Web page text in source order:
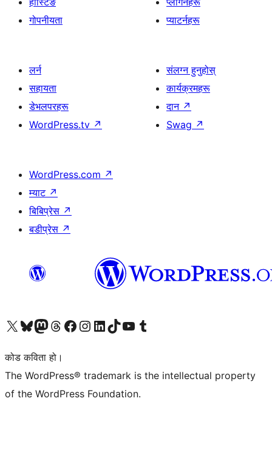
गोपनीयता
प्याटर्नहरू
लर्न
सहायता
डेभलपरहरू
WordPress.tv ↗
संलग्न हुनुहोस्
कार्यक्रमहरू
दान ↗
Swag ↗
WordPress.com ↗
म्याट ↗
बिबिप्रेस ↗
बडीप्रेस ↗
हाम्रो X (पहिले ट्विटर) खातामा जानुहोस्
हाम्रो Bluesky खाता भ्रमण गर्नुहोस्
हाम्रो म्यास्टोडन खाता भ्रमण गर्नुहोस्
हाम्रो थ्रेड्स खातामा जानुहोस्
हाम्रो फेसबुक पेजमा जानुहोस्
हाम्रो इन्स्टाग्राम खातामा जानुहोस्
हाम्रो लिङ्क्डइन खातामा जानुहोस्
हाम्रो TikTok खाता भ्रमण गर्नुहोस्
हाम्रो युट्युब च्यानलमा जानुहोस्
हाम्रो टम्बलर खाता भ्रमण गर्नुहोस्
कोड कविता हो।
The WordPress® trademark is the intellectual property
of the WordPress Foundation.